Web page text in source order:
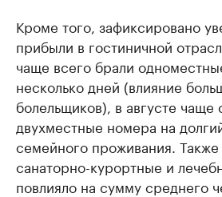
Кроме того, зафиксировано
прибыли в гостиничной
чаще всего брали
несколько дней (влияние
болельщиков), в августе чаще
двухместные номера на
семейного проживания.​
санаторно-курортные и
повлияло на сумму среднего